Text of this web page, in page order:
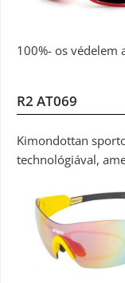
100%- os védelem
R2 AT069
Kimondottan
technológiával,